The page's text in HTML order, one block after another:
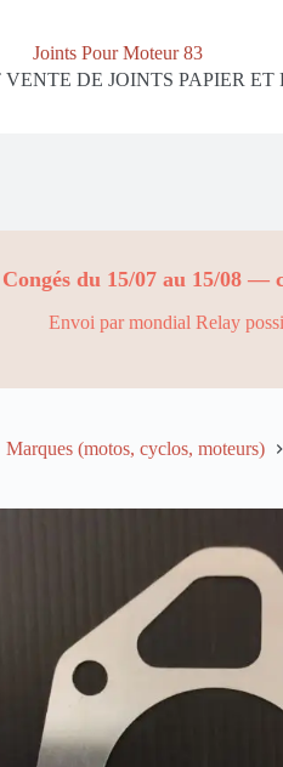
Joints Pour Moteur 83
DE JOINTS PAPIER ET
du 15/07 au 15/08 —
Envoi par mondial Relay
Marques (motos, cyclos, moteurs)